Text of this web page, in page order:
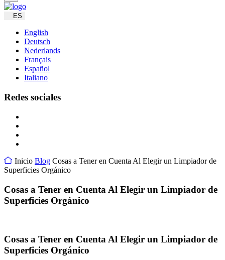
ES
English
Deutsch
Nederlands
Français
Español
Italiano
Redes sociales
Inicio Blog Cosas a Tener en Cuenta Al Elegir un Limpiador de
Superficies Orgánico
Cosas a Tener en Cuenta Al Elegir un Limpiador de
Superficies Orgánico
Cosas a Tener en Cuenta Al Elegir un Limpiador de
Superficies Orgánico